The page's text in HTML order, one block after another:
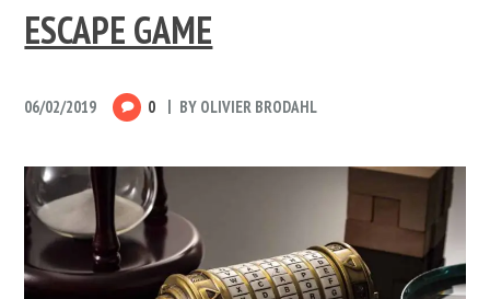
ESCAPE GAME
06/02/2019 0 BY OLIVIER BRODAHL